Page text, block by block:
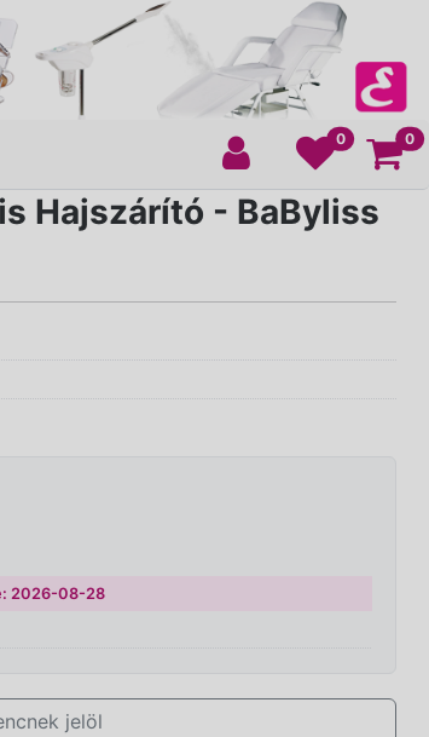
0 0
Hajszárító - BaByliss
2026-08-28
jelöl